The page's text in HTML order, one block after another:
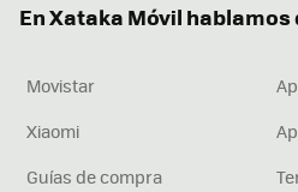
En Xataka Móvil hablamos
Movistar
Xiaomi
Guías de compra